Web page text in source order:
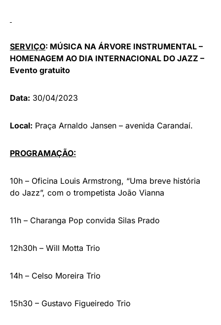
SERVIÇO: MÚSICA NA ÁRVORE INSTRUMENTAL –
HOMENAGEM AO DIA INTERNACIONAL DO JAZZ –
Evento gratuito
Data: 30/04/2023
Local: Praça Arnaldo Jansen – avenida Carandaí.
PROGRAMAÇÃO:
10h – Oficina Louis Armstrong, “Uma breve história
do Jazz”, com o trompetista João Vianna
11h – Charanga Pop convida Silas Prado
12h30h – Will Motta Trio
14h – Celso Moreira Trio
15h30 – Gustavo Figueiredo Trio